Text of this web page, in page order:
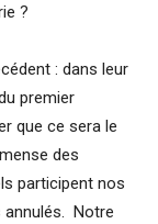
?
: dans leur
premier
que ce sera le
des
participent nos
Notre